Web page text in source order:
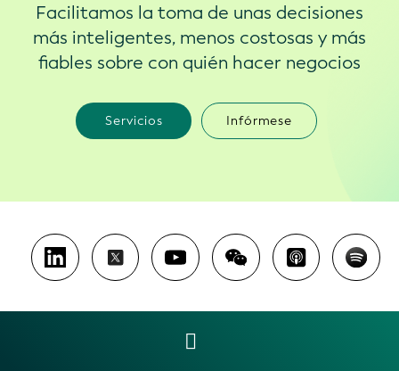
Facilitamos la toma de unas decisiones
más inteligentes, menos costosas y más
fiables sobre con quién hacer negocios
Servicios Infórmese